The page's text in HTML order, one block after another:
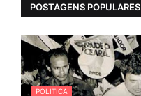
POSTAGENS POPULARES
POLITICA